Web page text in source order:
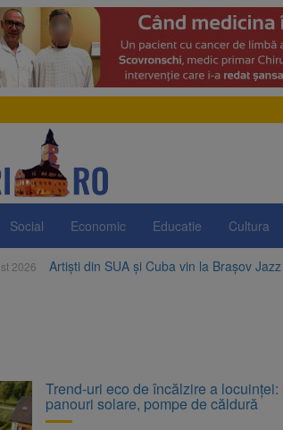
Social Economic Educatie Cultura
2026 Artiști din SUA și Cuba vin la Brașov
Uniunea Europeană acordă Ucrainei
Ce avere declară Mirabela Grădinaru,
2026 Blocaj pentru 500 de milioane de euro?
Trend-uri eco de încălzire a
panouri solare, pompe de căldură